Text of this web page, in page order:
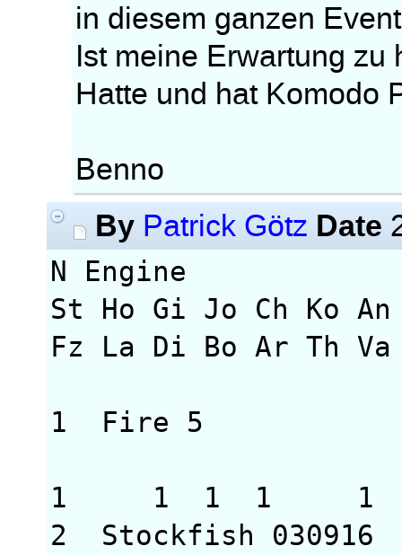
in diesem ganzen
Ist meine Erwartung zu
Hatte und hat Komodo
Benno
By Patrick Götz Date
N Engine
St Ho Gi Jo Ch Ko
Fz La Di Bo Ar Th Va
1 Fire 5
1 1 1 1
2 Stockfish